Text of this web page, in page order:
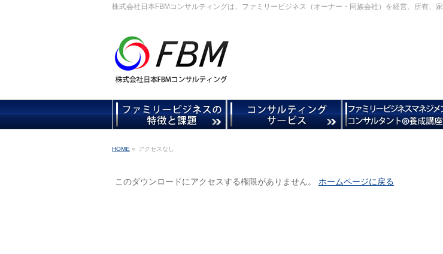
株式会社日本FBMコンサルティングは、ファミリービジネス（オーナー・同族会社）を経営、所有、
HOME » アクセスなし
このダウンロードにアクセスする権限がありません。 ホームページに戻る